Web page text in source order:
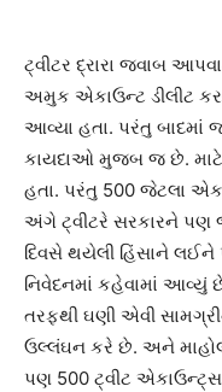
ટ્વીટર દ્રારા જવાબ
અમુક એકાઉન્ટ ડીલીટ
આવ્યા હતા. પરંતુ બાદમાં
કાયદાઓ મુજબ જ છે. માટે
હતા. પરંતુ 500 જેટલા
અંગે ટ્વીટરે સરકારને પણ
દિવસે થયેલી હિંસાને લઈને
નિવેદનમાં કહેવામાં આવ્યું
તરફથી ઘણી એવી
ઉલ્લંઘન કરે છે. અને
પણ 500 ટ્વીટ